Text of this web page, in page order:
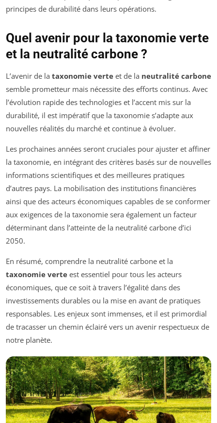
principes de durabilité dans leurs opérations.
Quel avenir pour la taxonomie verte
et la neutralité carbone ?
L’avenir de la taxonomie verte et de la neutralité carbone
semble prometteur mais nécessite des efforts continus. Avec
l’évolution rapide des technologies et l’accent mis sur la
durabilité, il est impératif que la taxonomie s’adapte aux
nouvelles réalités du marché et continue à évoluer.
Les prochaines années seront cruciales pour ajuster et affiner
la taxonomie, en intégrant des critères basés sur de nouvelles
informations scientifiques et des meilleures pratiques
d’autres pays. La mobilisation des institutions financières
ainsi que des acteurs économiques capables de se conformer
aux exigences de la taxonomie sera également un facteur
déterminant dans l’atteinte de la neutralité carbone d’ici
2050.
En résumé, comprendre la neutralité carbone et la
taxonomie verte est essentiel pour tous les acteurs
économiques, que ce soit à travers l’égalité dans des
investissements durables ou la mise en avant de pratiques
responsables. Les enjeux sont immenses, et il est primordial
de tracasser un chemin éclairé vers un avenir respectueux de
notre planète.